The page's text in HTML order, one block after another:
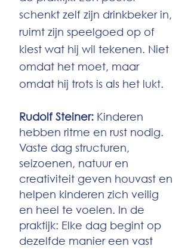
schenkt zelf zijn drinkbeker in,
ruimt zijn speelgoed op of
kiest wat hij wil tekenen. Niet
omdat het moet, maar
omdat hij trots is als het lukt.
Rudolf Steiner: Kinderen
hebben ritme en rust nodig.
Vaste dag structuren,
seizoenen, natuur en
creativiteit geven houvast en
helpen kinderen zich veilig
en heel te voelen. In de
praktijk: Elke dag begint op
dezelfde manier een vast